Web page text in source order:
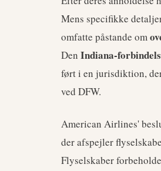
Mens specifikke
omfatte påstande om
Den Indiana-
ført i en jurisdiktion,
ved DFW.
American Airlines'
der afspejler
Flyselskaber